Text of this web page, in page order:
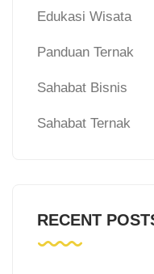
Edukasi Wisata
Panduan Ternak
Sahabat Bisnis
Sahabat Ternak
RECENT